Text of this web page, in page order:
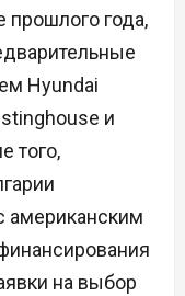
прошлого года,
Hyundai
и
того,
американским
на выбор